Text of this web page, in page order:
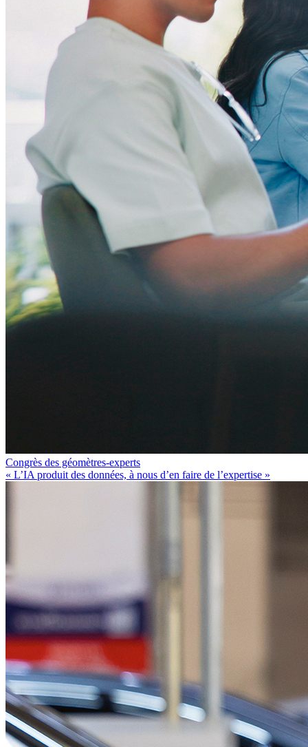
Congrès des géomètres-experts
« L’IA produit des données, à nous d’en faire de l’expertise »